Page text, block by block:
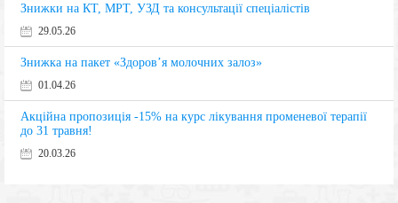
Знижки на КТ, МРТ, УЗД та консультації спеціалістів
29.05.26
Знижка на пакет «Здоров’я молочних залоз»
01.04.26
Акційна пропозиція -15% на курс лікування променевої терапії
до 31 травня!
20.03.26